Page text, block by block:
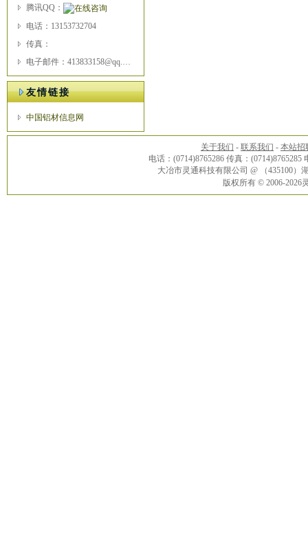
腾讯QQ：
电话：13153732704
传真：
电子邮件：413833158@qq.com
友情链接
中国铝材信息网
关于我们 - 联系我们 - 本站招
电话：(0714)8765286 传真：(0714)8765285
大冶市灵通科技有限公司 @ （435100
版权所有 © 2006-2026